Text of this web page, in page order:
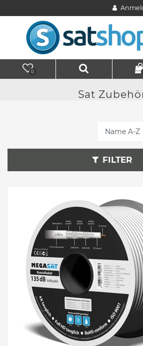
0
Sat
FILTER